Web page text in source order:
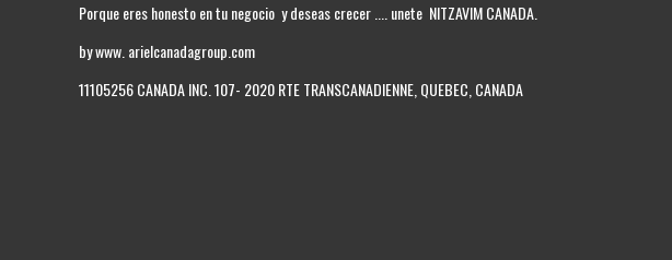
Porque eres honesto en tu negocio y deseas crecer .... unete NITZAVIM CANADA.
by www. arielcanadagroup.com
11105256 CANADA INC. 107- 2020 RTE TRANSCANADIENNE, QUEBEC, CANADA